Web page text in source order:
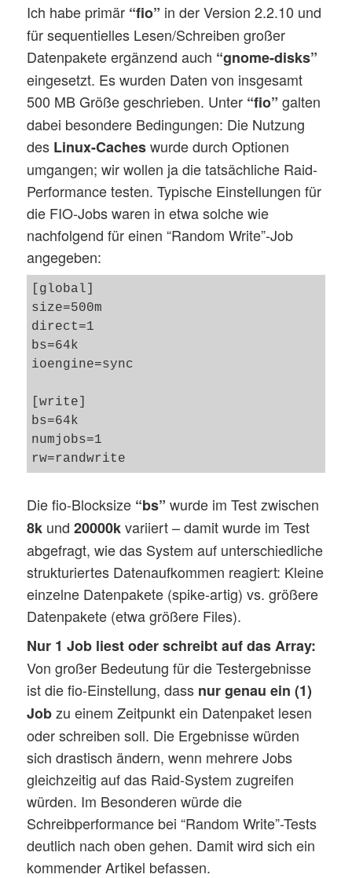
Ich habe primär “fio” in der Version 2.2.10 und
für sequentielles Lesen/Schreiben großer
Datenpakete ergänzend auch “gnome-disks”
eingesetzt. Es wurden Daten von insgesamt
500 MB Größe geschrieben. Unter “fio” galten
dabei besondere Bedingungen: Die Nutzung
des Linux-Cacheswurde durch Optionen
umgangen; wir wollen ja die tatsächliche Raid-
Performance testen. Typische Einstellungen für
die FIO-Jobs waren in etwa solche wie
nachfolgend für einen “Random Write”-Job
angegeben:
[global]
size=500m
direct=1
bs=64k
ioengine=sync
[write]
bs=64k
numjobs=1
Die fio-Blocksize “bs” wurde im Test zwischen
8k und20000kvariiert – damit wurde im Test
abgefragt, wie das System auf unterschiedliche
strukturiertes Datenaufkommen reagiert: Kleine
einzelne Datenpakete (spike-artig) vs. größere
Datenpakete (etwa größere Files).
Nur 1 Job liest oder schreibt auf das Array:
Von großer Bedeutung für die Testergebnisse
ist die fio-Einstellung, dass nur genauein (1)
Jobzu einem Zeitpunkt ein Datenpaket lesen
oder schreiben soll. Die Ergebnisse würden
sich drastisch ändern, wenn mehrere Jobs
gleichzeitig auf das Raid-System zugreifen
würden. Im Besonderen würde die
Schreibperformance bei “Random Write”-Tests
deutlich nach oben gehen. Damit wird sich ein
kommender Artikel befassen.